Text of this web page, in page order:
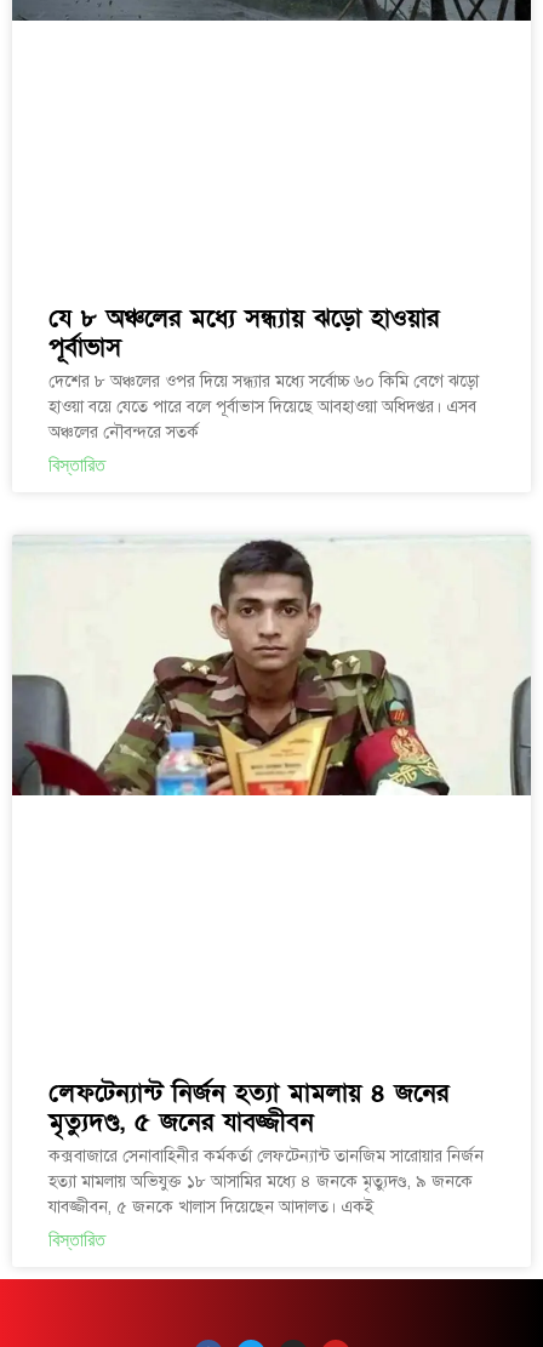
যে ৮ অঞ্চলের মধ্যে সন্ধ্যায় ঝড়ো হাওয়ার
পূর্বাভাস
দেশের ৮ অঞ্চলের ওপর দিয়ে সন্ধ্যার মধ্যে সর্বোচ্চ ৬০ কিমি বেগে ঝড়ো
হাওয়া বয়ে যেতে পারে বলে পূর্বাভাস দিয়েছে আবহাওয়া অধিদপ্তর। এসব
অঞ্চলের নৌবন্দরে সতর্ক
বিস্তারিত
লেফটেন্যান্ট নির্জন হত্যা মামলায় ৪ জনের
মৃত্যুদণ্ড, ৫ জনের যাবজ্জীবন
কক্সবাজারে সেনাবাহিনীর কর্মকর্তা লেফটেন্যান্ট তানজিম সারোয়ার নির্জন
হত্যা মামলায় অভিযুক্ত ১৮ আসামির মধ্যে ৪ জনকে মৃত্যুদণ্ড, ৯ জনকে
যাবজ্জীবন, ৫ জনকে খালাস দিয়েছেন আদালত। একই
বিস্তারিত